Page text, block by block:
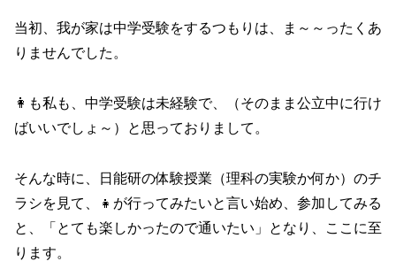
当初、我が家は中学受験をするつもりは、ま～～ったくあ
りませんでした。
👩も私も、中学受験は未経験で、（そのまま公立中に行け
ばいいでしょ～）と思っておりまして。
そんな時に、日能研の体験授業（理科の実験か何か）のチ
ラシを見て、👧が行ってみたいと言い始め、参加してみる
と、「とても楽しかったので通いたい」となり、ここに至
ります。